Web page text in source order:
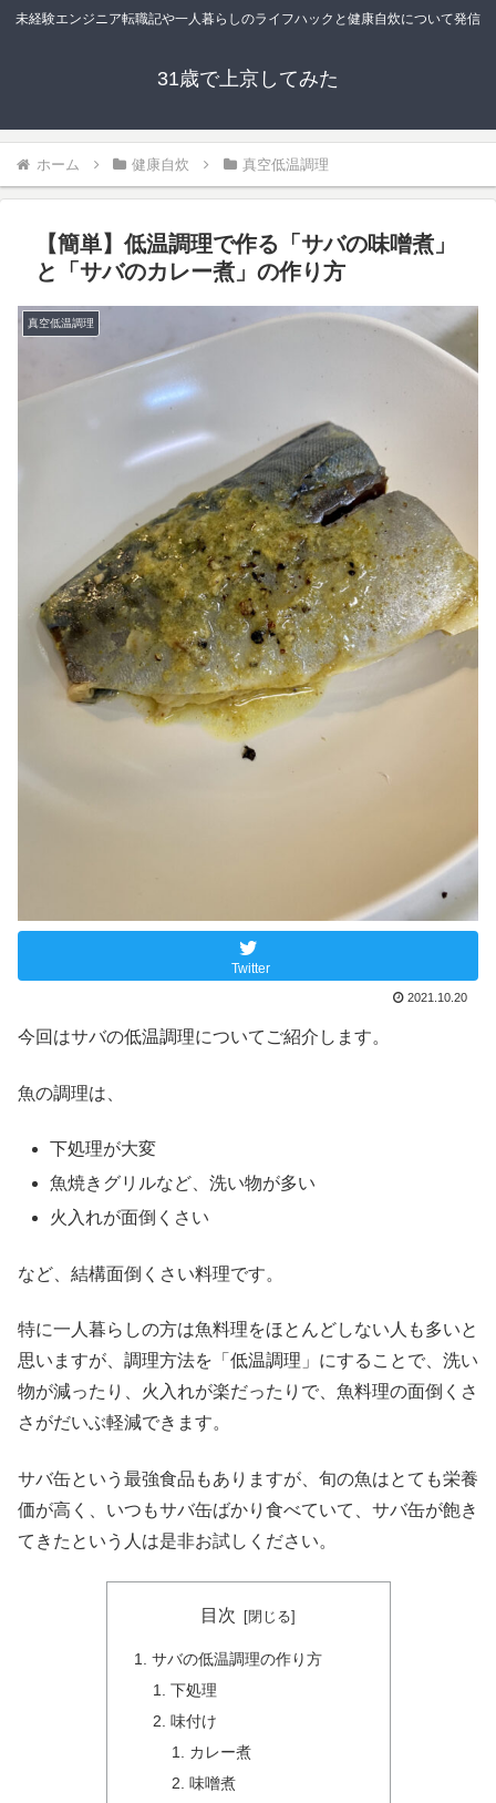
未経験エンジニア転職記や一人暮らしのライフハックと健康自炊について発信
31歳で上京してみた
ホーム 健康自炊 真空低温調理
【簡単】低温調理で作る「サバの味噌煮」
と「サバのカレー煮」の作り方
真空低温調理
Twitter
2021.10.20
今回はサバの低温調理についてご紹介します。
魚の調理は、
下処理が大変
魚焼きグリルなど、洗い物が多い
火入れが面倒くさい
など、結構面倒くさい料理です。
特に一人暮らしの方は魚料理をほとんどしない人も多いと
思いますが、調理方法を「低温調理」にすることで、洗い
物が減ったり、火入れが楽だったりで、魚料理の面倒くさ
さがだいぶ軽減できます。
サバ缶という最強食品もありますが、旬の魚はとても栄養
価が高く、いつもサバ缶ばかり食べていて、サバ缶が飽き
てきたという人は是非お試しください。
目次
サバの低温調理の作り方
下処理
味付け
カレー煮
味噌煮